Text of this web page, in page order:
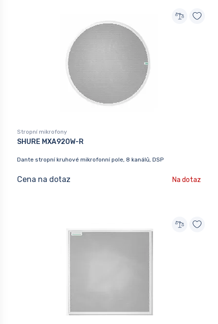
Stropní mikrofony
SHURE MXA920W-R
Dante stropní kruhové mikrofonní pole, 8 kanálů, DSP
Cena na dotaz Na dotaz